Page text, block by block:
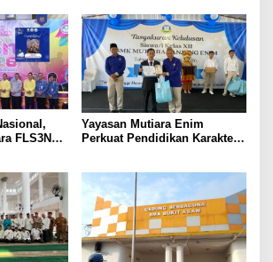
FLS3N
Yayasan Mutiara Enim
Perkuat Pendidikan Karakter,
Mutiara